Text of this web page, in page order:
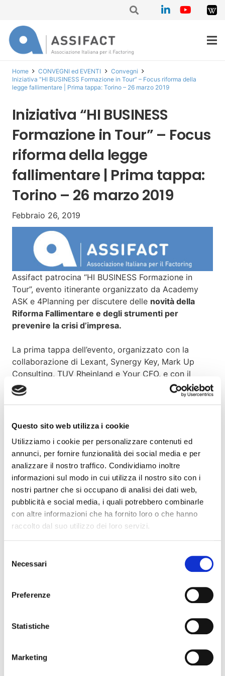
Questo sito web utilizza i cookie
Utilizziamo i cookie per personalizzare contenuti ed
annunci, per fornire funzionalità dei social media e per
analizzare il nostro traffico. Condividiamo inoltre
informazioni sul modo in cui utilizza il nostro sito con i
nostri partner che si occupano di analisi dei dati web,
pubblicità e social media, i quali potrebbero combinarle
con altre informazioni che ha fornito loro o che hanno
raccolto dal suo utilizzo dei loro servizi.
delNecessari
Preferenze
Statistiche
Marketing
Home CONVEGNI ed EVENTI
Convegni
Iniziativa “HI BUSINESS Formazione in Tour” – Focus riforma della
legge fallimentare | Prima tappa: Torino – 26 marzo 2019
Iniziativa “HI BUSINESS
Formazione in Tour” – Focus
riforma della legge
fallimentare | Prima tappa:
Torino – 26 marzo 2019
Febbraio 26, 2019
Assifact patrocina “HI BUSINESS Formazione in
Tour”, evento itinerante organizzato da Academy
ASK e 4Planning per discutere delle novità della
Riforma Fallimentare e degli strumenti per
prevenire la crisi d’impresa.
La prima tappa dell’evento, organizzato con la
collaborazione di Lexant, Synergy Key, Mark Up
Consulting, TUV Rheinland e Your CFO, e con il
patrocinio di ANDAF, CDAF, AITI, ASSIFACT, ACMI e
Unione Industriale Torino, si terrà a Torino il 26
La partecipazione all’evento è gratuita, previa
iscrizione compilando la scheda di registrazione on
line.
Informazioni e segreteria organizzativa: Academy
ASK, Patrizia Novello |
comunicazione@askadvisory.it| tel. +39 348 008 61
Registrazione online al link
Articolo successivo